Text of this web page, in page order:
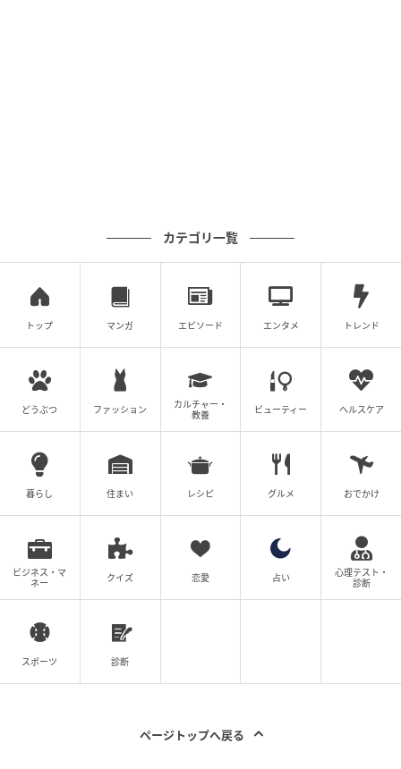
理不尽な要求の裏には、理不尽にならざるを得なかっ
た理由があった――。英二の告白に心を動かされた樹
季は、恵美子にまずやるべきことがあるのではないか
悔い、好子に頭を下げました。もう一度やり直すチャ
ンスがほしい――その真摯な言葉が届き、訴訟は回避
されます。
それでも好子の理不尽な要求は止まらず、樹季はすっ
きりしない思いを抱えたまま手を引くことになりま
す。安易な勧善懲悪に逃げず、教育現場のリアルな難
しさをそのまま突きつけてくる――この潔さこそが、
本作を単なるエンターテインメントから一段上の作品
へと一段引き上げているといえるでしょう。
SNSでも「 米倉さんを全力応援しながら観た
べきは子供じゃなくてモンペ
な傑作」と、本作を評価する声が絶えません。
カテゴリ一覧
トップ マンガ エピソード エンタメ トレンド
どうぶつ ファッション
カルチャー・
教養
ビューティー ヘルスケア
暮らし 住まい レシピ グルメ おでかけ
ビジネス・マ
ネー
クイズ 恋愛 占い
心理テスト・
診断
スポーツ 診断
ページトップへ戻る